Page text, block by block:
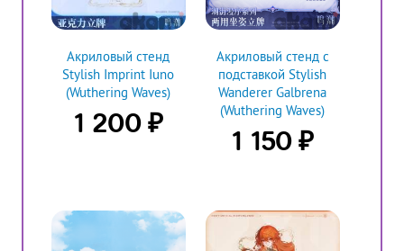
Акриловый стенд
Stylish Imprint Iuno
(Wuthering Waves)
1 200 ₽
Акриловый стенд с
подставкой Stylish
Wanderer Galbrena
(Wuthering Waves)
1 150 ₽